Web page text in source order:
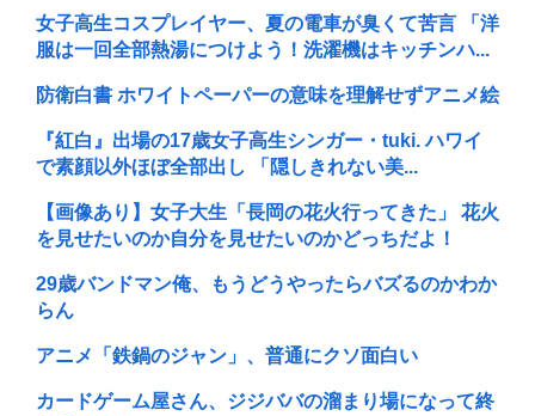
女子高生コスプレイヤー、夏の電車が臭くて苦言 「洋
服は一回全部熱湯につけよう！洗濯機はキッチンハ...
防衛白書 ホワイトペーパーの意味を理解せずアニメ絵
『紅白』出場の17歳女子高生シンガー・tuki. ハワイ
で素顔以外ほぼ全部出し 「隠しきれない美...
【画像あり】女子大生「長岡の花火行ってきた」 花火
を見せたいのか自分を見せたいのかどっちだよ！
29歳バンドマン俺、もうどうやったらバズるのかわか
らん
アニメ「鉄鍋のジャン」、普通にクソ面白い
カードゲーム屋さん、ジジババの溜まり場になって終